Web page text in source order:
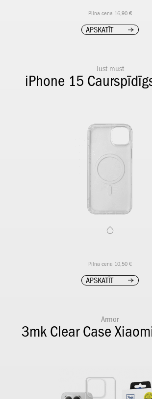
Pilna cena 16,90 €
APSKATĪT
Just must
iPhone 15
Pilna cena 10,50 €
APSKATĪT
Armor
3mk Clear Case